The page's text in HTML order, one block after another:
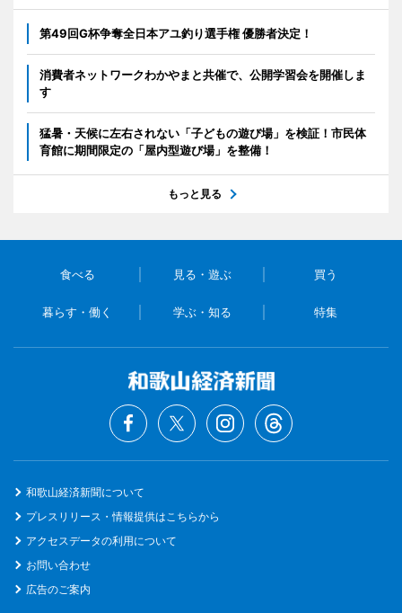
第49回G杯争奪全日本アユ釣り選手権 優勝者決定！
消費者ネットワークわかやまと共催で、公開学習会を開催しま
す
猛暑・天候に左右されない「子どもの遊び場」を検証！市民体
育館に期間限定の「屋内型遊び場」を整備！
もっと見る
食べる 見る・遊ぶ 買う
暮らす・働く 学ぶ・知る 特集
和歌山経済新聞について
プレスリリース・情報提供はこちらから
アクセスデータの利用について
お問い合わせ
広告のご案内